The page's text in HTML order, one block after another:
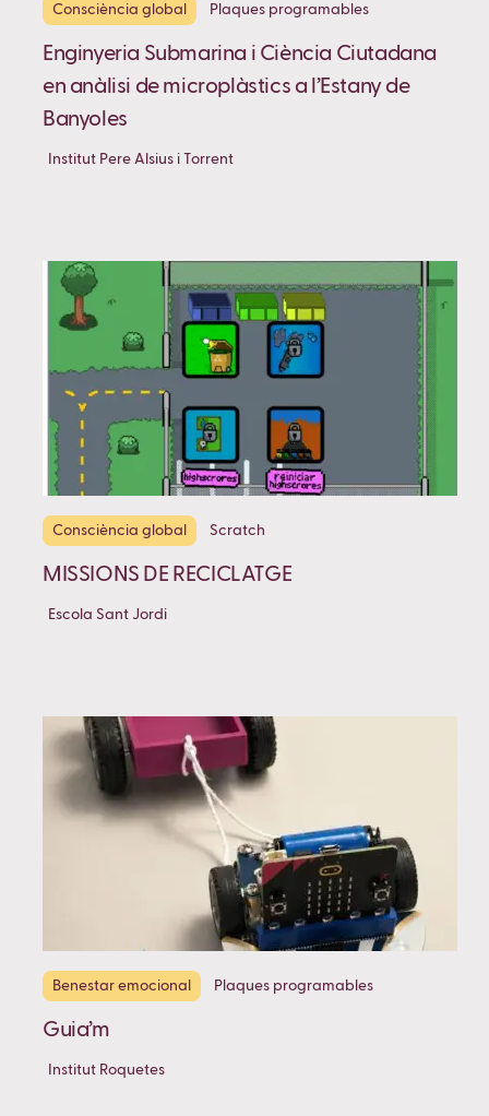
Consciència global Plaques programables
Enginyeria Submarina i Ciència Ciutadana
en anàlisi de microplàstics a l’Estany de
Banyoles
Institut Pere Alsius i Torrent
Consciència global Scratch
MISSIONS DE RECICLATGE
Escola Sant Jordi
Benestar emocional Plaques programables
Guia’m
Institut Roquetes